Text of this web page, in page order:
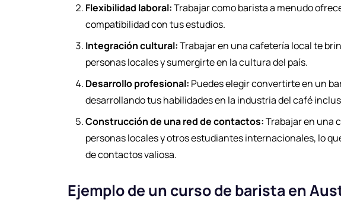
Flexibilidad laboral:Trabajar como barista a menudo
compatibilidad con tus estudios.
Integración cultural:Trabajar en una cafetería local te
personas locales y sumergirte en la cultura del país.
Desarrollo profesional: Puedes elegir convertirte en un
desarrollando tus habilidades en la industria del café
Construcción de una red de contactos:Trabajar en una
personas locales y otros estudiantes internacionales, lo
de contactos valiosa.
Ejemplo de un curso de barista en